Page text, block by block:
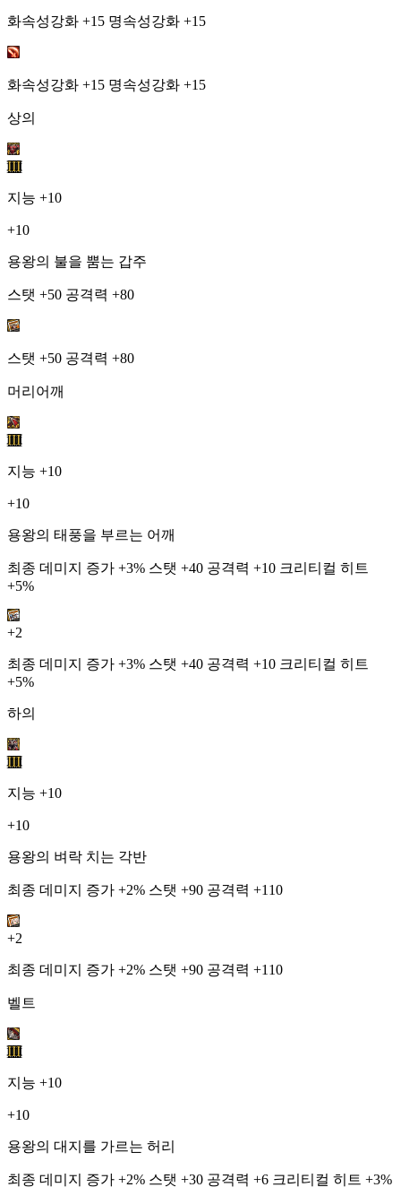
화속성강화 +15 명속성강화 +15
화속성강화 +15 명속성강화 +15
상의
III
지능 +10
+10
용왕의 불을 뿜는 갑주
스탯 +50 공격력 +80
스탯 +50 공격력 +80
머리어깨
III
지능 +10
+10
용왕의 태풍을 부르는 어깨
최종 데미지 증가 +3% 스탯 +40 공격력 +10 크리티컬 히트
+5%
+2
최종 데미지 증가 +3% 스탯 +40 공격력 +10 크리티컬 히트
+5%
하의
III
지능 +10
+10
용왕의 벼락 치는 각반
최종 데미지 증가 +2% 스탯 +90 공격력 +110
+2
최종 데미지 증가 +2% 스탯 +90 공격력 +110
벨트
III
지능 +10
+10
용왕의 대지를 가르는 허리
최종 데미지 증가 +2% 스탯 +30 공격력 +6 크리티컬 히트 +3%